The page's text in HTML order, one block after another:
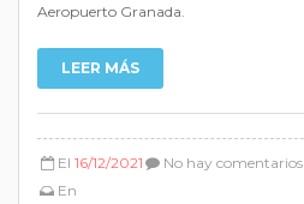
Aeropuerto Granada.
LEER MÁS
El 16/12/2021
En
No hay comentarios